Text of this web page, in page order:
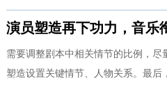
演员塑造再下功力，音乐
需要调整剧本中相关情节的比例，尽
塑造设置关键情节、人物关系。最